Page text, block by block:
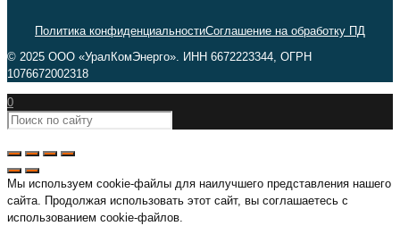
Политика конфиденциальностиСоглашение на обработку ПД
© 2025 ООО «УралКомЭнерго». ИНН 6672223344, ОГРН
1076672002318
0
Мы используем cookie-файлы для наилучшего представления нашего
сайта. Продолжая использовать этот сайт, вы соглашаетесь с
использованием cookie-файлов.